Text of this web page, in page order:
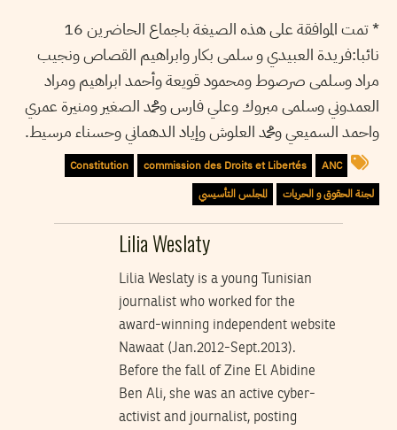
* تمت الموافقة على هذه الصيغة باجماع الحاضرين 16
نائبا:فريدة العبيدي و سلمى بكار وابراهيم القصاص ونجيب
مراد وسلمى صرصوط ومحمود قويعة وأحمد ابراهيم ومراد
العمدوني وسلمى مبروك وعلي فارس ومحمد الصغير ومنيرة عمري
واحمد السميعي ومحمد العلوش وإياد الدهماني وحسناء مرسيط.
ANC
commission des Droits et Libertés
Constitution
لجنة الحقوق و الحريات
المجلس التأسيسي
Lilia Weslaty
Lilia Weslaty is a young Tunisian
journalist who worked for the
award-winning independent website
Nawaat (Jan.2012-Sept.2013).
Before the fall of Zine El Abidine
Ben Ali, she was an active cyber-
activist and journalist, posting